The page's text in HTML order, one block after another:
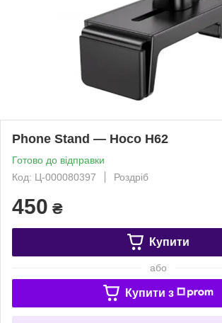
Phone Stand — Hoco H62
Готово до відправки
Код: Ц-000080397
Роздріб
450 ₴
Купити
або
Купити з